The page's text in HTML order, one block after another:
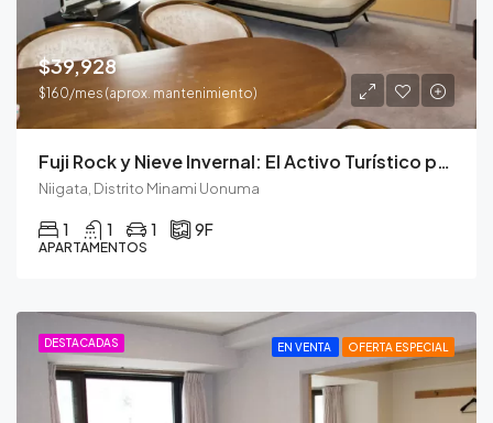
$39,928
$160/mes (aprox. mantenimiento)
Fuji Rock y Nieve Invernal: El Activo Turístico para Todo el Año.
Niigata, Distrito Minami Uonuma
1 1 1 9F
APARTAMENTOS
DESTACADAS EN VENTA OFERTA ESPECIAL